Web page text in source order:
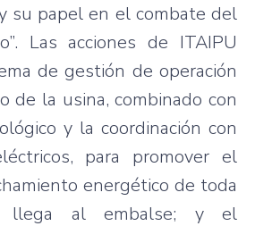
su papel en el combate del
Las acciones de ITAIPU
de gestión de operación
de la usina, combinado con
y la coordinación con
para promover el
energético de toda
llega al embalse; y el